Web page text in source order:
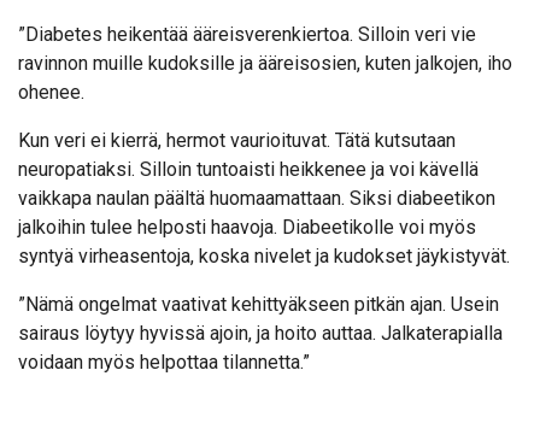
”Diabetes heikentää ääreisverenkiertoa. Silloin veri vie
ravinnon muille kudoksille ja ääreisosien, kuten jalkojen, iho
ohenee.
Kun veri ei kierrä, hermot vaurioituvat. Tätä kutsutaan
neuropatiaksi. Silloin tuntoaisti heikkenee ja voi kävellä
vaikkapa naulan päältä huomaamattaan. Siksi diabeetikon
jalkoihin tulee helposti haavoja. Diabeetikolle voi myös
syntyä virheasentoja, koska nivelet ja kudokset jäykistyvät.
”Nämä ongelmat vaativat kehittyäkseen pitkän ajan. Usein
sairaus löytyy hyvissä ajoin, ja hoito auttaa. Jalkaterapialla
voidaan myös helpottaa tilannetta.”